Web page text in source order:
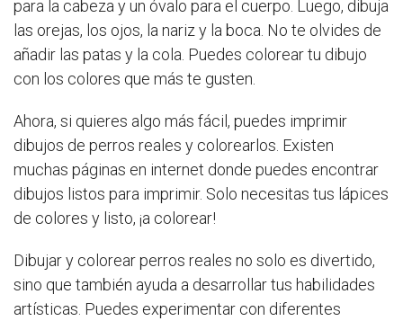
para la cabeza y un óvalo para el cuerpo. Luego, dibuja
las orejas, los ojos, la nariz y la boca. No te olvides de
añadir las patas y la cola. Puedes colorear tu dibujo
con los colores que más te gusten.
Ahora, si quieres algo más fácil, puedes imprimir
dibujos de perros reales y colorearlos. Existen
muchas páginas en internet donde puedes encontrar
dibujos listos para imprimir. Solo necesitas tus lápices
de colores y listo, ¡a colorear!
Dibujar y colorear perros reales no solo es divertido,
sino que también ayuda a desarrollar tus habilidades
artísticas. Puedes experimentar con diferentes